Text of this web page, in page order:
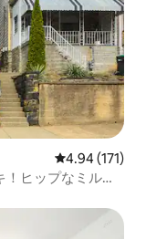
レビュー171
4.94 (171)
ヒップなミルベ